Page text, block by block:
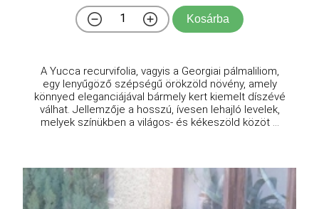
Kosárba
A Yucca recurvifolia, vagyis a Georgiai pálmaliliom,
egy lenyűgöző szépségű örökzöld növény, amely
könnyed eleganciájával bármely kert kiemelt díszévé
válhat. Jellemzője a hosszú, ívesen lehajló levelek,
melyek színükben a világos- és kékeszöld közöt ...